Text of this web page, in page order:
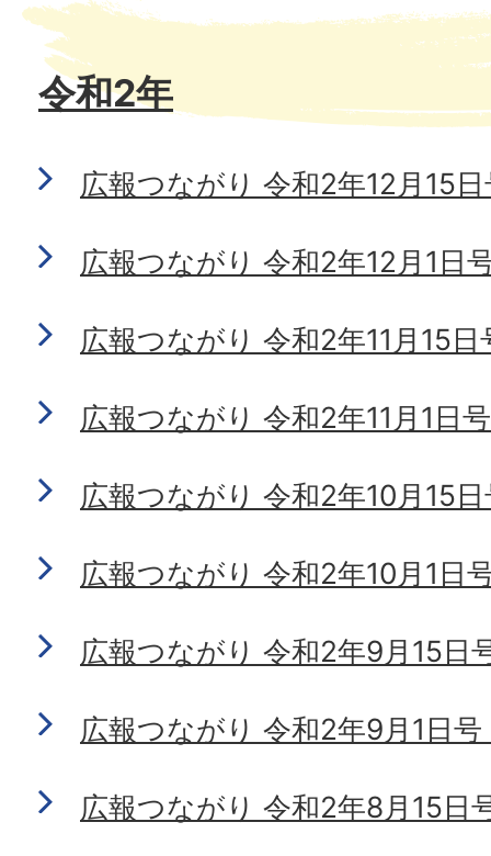
令和2年
広報つながり 令和2年12月15
広報つながり 令和2年12月1日
広報つながり 令和2年11月15日
広報つながり 令和2年11月1日
広報つながり 令和2年10月15
広報つながり 令和2年10月1日
広報つながり 令和2年9月15日
広報つながり 令和2年9月1日号
広報つながり 令和2年8月15日